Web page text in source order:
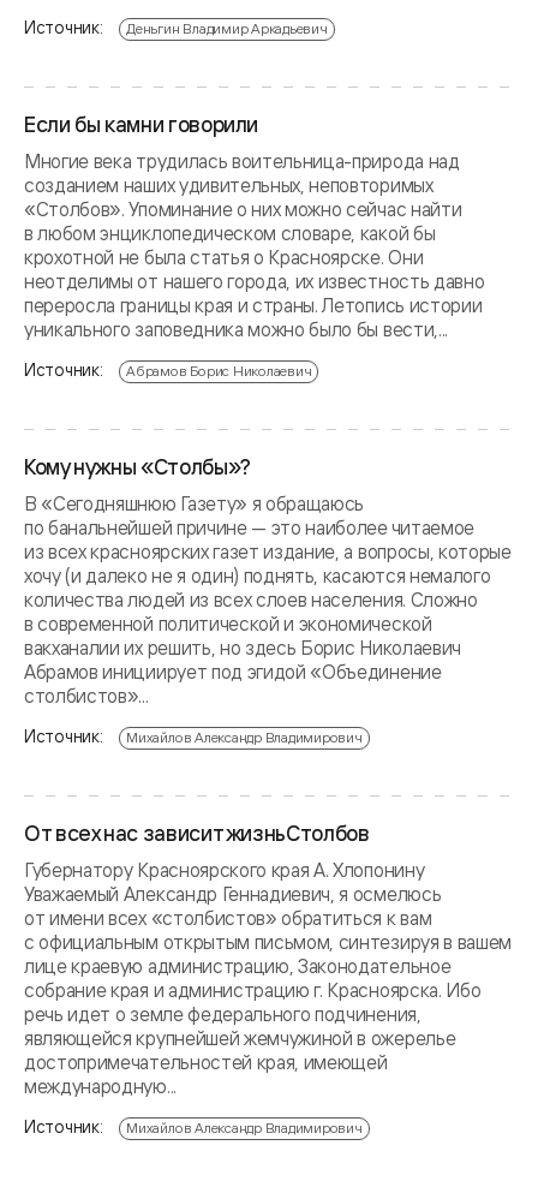
Источник: Деньгин Владимир Аркадьевич
Если бы камни говорили
Многие века трудилась воительница-природа над
созданием наших удивительных, неповторимых
«Столбов». Упоминание о них можно сейчас найти
в любом энциклопедическом словаре, какой бы
крохотной не была статья о Красноярске. Они
неотделимы от нашего города, их известность давно
переросла границы края и страны. Летопись истории
уникального заповедника можно было бы вести,...
Источник: Абрамов Борис Николаевич
Кому нужны «Столбы»?
В «Сегодняшнюю Газету» я обращаюсь
по банальнейшей причине — это наиболее читаемое
из всех красноярских газет издание, а вопросы, которые
хочу (и далеко не я один) поднять, касаются немалого
количества людей из всех слоев населения. Сложно
в современной политической и экономической
вакханалии их решить, но здесь Борис Николаевич
Абрамов инициирует под эгидой «Объединение
столбистов»...
Источник: Михайлов Александр Владимирович
От всех нас зависит жизньСтолбов
Губернатору Красноярского края А. Хлопонину
Уважаемый Александр Геннадиевич, я осмелюсь
от имени всех «столбистов» обратиться к вам
с официальным открытым письмом, синтезируя в вашем
лице краевую администрацию, Законодательное
собрание края и администрацию г. Красноярска. Ибо
речь идет о земле федерального подчинения,
являющейся крупнейшей жемчужиной в ожерелье
достопримечательностей края, имеющей
международную...
Источник: Михайлов Александр Владимирович